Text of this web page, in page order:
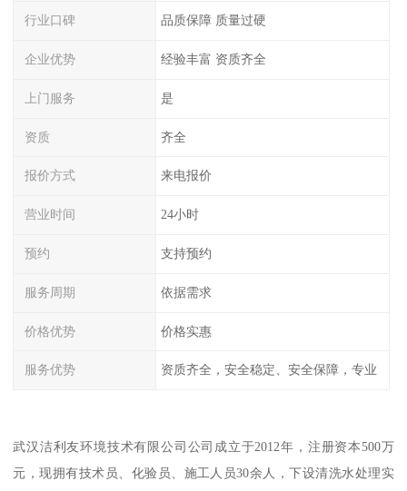
行业口碑 品质保障 质量过硬
企业优势 经验丰富 资质齐全
上门服务 是
资质 齐全
报价方式 来电报价
营业时间 24小时
预约 支持预约
服务周期 依据需求
价格优势 价格实惠
服务优势 资质齐全，安全稳定、安全保障，专业
武汉洁利友环境技术有限公司公司成立于2012年，注册资本500万
元，现拥有技术员、化验员、施工人员30余人，下设清洗水处理实